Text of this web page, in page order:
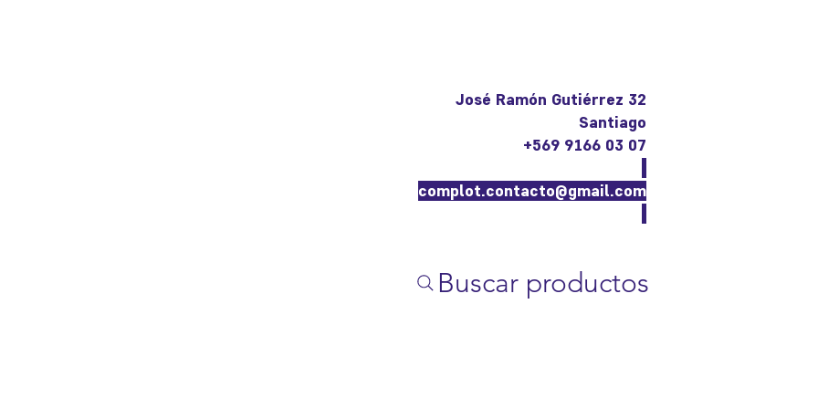
José Ramón Gutiérrez 32
Santiago
+569 9166 03 07
complot.contacto@gmail.com
Buscar productos